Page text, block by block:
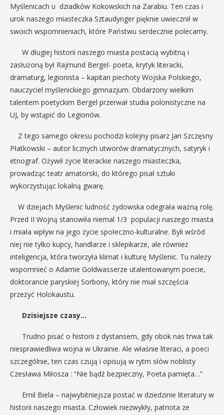
Myślenicach u dziadków Kokowskich na Zarabiu. Ten czas i
urok naszego miasteczka Sztaudynger pięknie uwiecznił w
swoich wspomnieniach, które Państwu serdecznie polecamy.
W długiej historii naszego miasta postacią wybitną i
zasłużoną był Rajmund Bergel- poeta, krytyk literacki,
dramaturg, legionista – kapitan piechoty Wojska Polskiego,
nauczyciel myślenickiego gimnazjum. Obdarzony wielkim
talentem poetyckim Bergel przerwał studia polonistyczne na
UJ, by wstąpić do Legionów.
Z tego samego okresu pochodzi kolejny pisarz Jan Szczęsny
Płatkowski – autor licznych utworów dramatycznych, satyryk i
etnograf. Ożywił życie literackie naszego miasteczka,
prowadząc teatr amatorski, do którego pisał sztuki
wykorzystując lokalną gwarę.
W dziejach Myślenic ludność żydowska odegrała ważną rolę.
Przed II Wojną stanowiła niemal 1/3 populacji naszego miasta
i miała wpływ na jego życie społeczno-kulturalne. Byli wśród
niej nie tylko kupcy, handlarze i sklepikarze, ale również
inteligencja, która tworzyła klimat i kulturę Myślenic. Tu należy
wspomnieć o Adamie Goldwasserze utalentowanym poecie,
doktorancie paryskiej Sorbony, który nie miał szczęścia
przeżyć Holokaustu.
Dzisiejsze czasy…
Trudno pisać o historii z dystansem, gdy obok nas trwa tak
niesprawiedliwa wojna w Ukrainie. Ale właśnie literaci, a poeci
szczególnie, ten czas czują i opisują w rytm słów noblisty
Czesława Miłosza : “Nie bądź bezpieczny, Poeta pamięta…”
Emil Biela – najwybitniejsza postać w dziedzinie literatury w
historii naszego miasta. Człowiek niezwykły, patriota ze